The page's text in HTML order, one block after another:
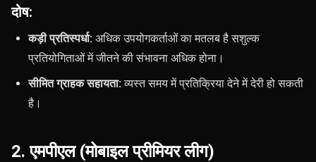
दोष:
कड़ी प्रतिस्पर्धा: अधिक उपयोगकर्ताओं का मतलब है सशुल्क
प्रतियोगिताओं में जीतने की संभावना अधिक होना।
सीमित ग्राहक सहायता:व्यस्त समय में प्रतिक्रिया देने में देरी हो सकती
है।
2. एमपीएल (मोबाइल प्रीमियर लीग)